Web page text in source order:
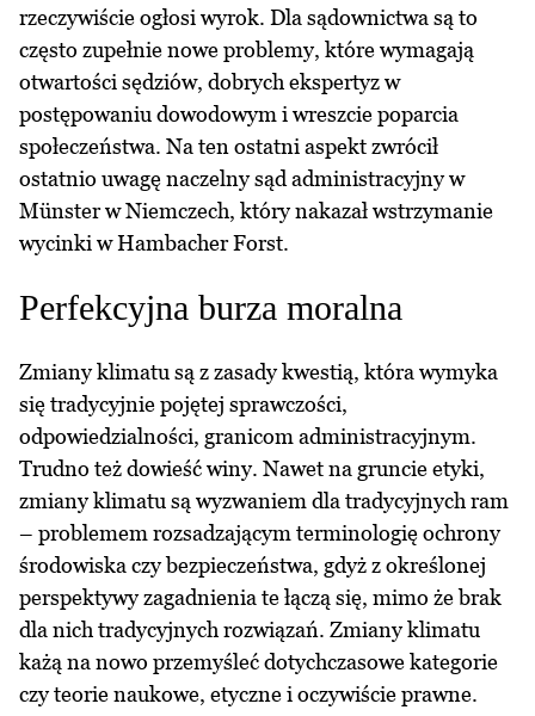
rzeczywiście ogłosi wyrok. Dla sądownictwa są to
często zupełnie nowe problemy, które wymagają
otwartości sędziów, dobrych ekspertyz w
postępowaniu dowodowym i wreszcie poparcia
społeczeństwa. Na ten ostatni aspekt zwrócił
ostatnio uwagę naczelny sąd administracyjny w
Münster w Niemczech, który nakazał wstrzymanie
wycinki w Hambacher Forst.
Perfekcyjna burza moralna
Zmiany klimatu są z zasady kwestią, która wymyka
się tradycyjnie pojętej sprawczości,
odpowiedzialności, granicom administracyjnym.
Trudno też dowieść winy. Nawet na gruncie etyki,
zmiany klimatu są wyzwaniem dla tradycyjnych ram
– problemem rozsadzającym terminologię ochrony
środowiska czy bezpieczeństwa, gdyż z określonej
perspektywy zagadnienia te łączą się, mimo że brak
dla nich tradycyjnych rozwiązań. Zmiany klimatu
każą na nowo przemyśleć dotychczasowe kategorie
czy teorie naukowe, etyczne i oczywiście prawne.